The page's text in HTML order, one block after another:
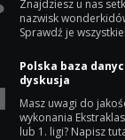
Znajdziesz u nas
nazwisk
Sprawdź je
Polska baza
dyskusja
Masz uwagi do
wykonania
lub 1. ligi? Napisz